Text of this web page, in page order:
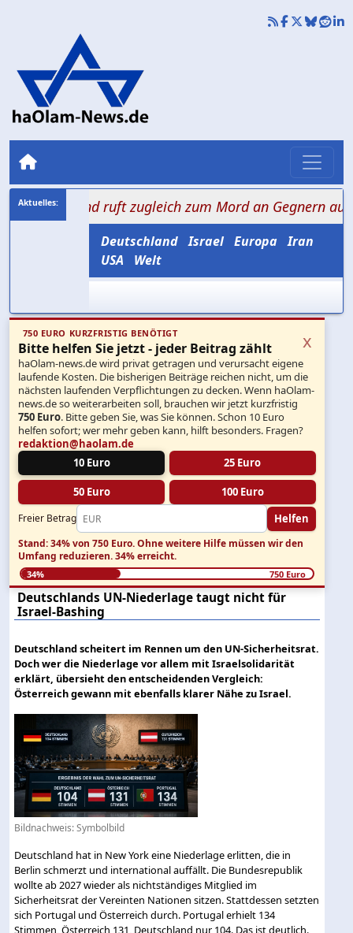
und ruft zugleich zum Mord an Gegnern auf +++
Deutschland Israel Europa Iran
USA
Welt
750 EURO KURZFRISTIG BENÖTIGT
Bitte helfen Sie jetzt - jeder Beitrag zählt
haOlam-news.de wird privat getragen und verursacht eigene
laufende Kosten. Die bisherigen Beiträge reichen nicht, um die
nächsten laufenden Verpflichtungen zu decken. Wenn haOlam-
news.de so weiterarbeiten soll, brauchen wir jetzt kurzfristig
750 Euro. Bitte geben Sie, was Sie können. Schon 10 Euro
helfen sofort; wer mehr geben kann, hilft besonders. Fragen?
redaktion@haolam.de
10 Euro
25 Euro
50 Euro 100 Euro
Freier Betrag Helfen
x
Stand: 34% von 750 Euro.Ohne weitere Hilfe müssen wir den
Umfang reduzieren.34% erreicht.
34% 750 Euro
Deutschlands UN-Niederlage taugt nicht für
Israel-Bashing
Deutschland scheitert im Rennen um den UN-Sicherheitsrat.
Doch wer die Niederlage vor allem mit Israelsolidarität
erklärt, übersieht den entscheidenden Vergleich:
Österreich gewann mit ebenfalls klarer Nähe zu Israel.
Bildnachweis: Symbolbild
Deutschland hat in New York eine Niederlage erlitten, die in
Berlin schmerzt und international auffällt. Die Bundesrepublik
wollte ab 2027 wieder als nichtständiges Mitglied im
Sicherheitsrat der Vereinten Nationen sitzen. Stattdessen setzten
sich Portugal und Österreich durch. Portugal erhielt 134
Stimmen, Österreich 131, Deutschland nur 104. Das ist deutlich.